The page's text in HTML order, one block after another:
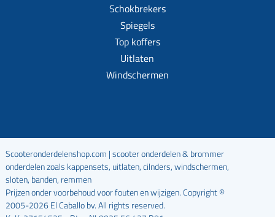
Schokbrekers
Spiegels
Top koffers
Uitlaten
Windschermen
Scooteronderdelenshop.com | scooter onderdelen & brommer
onderdelen zoals kappensets, uitlaten, cilnders, windschermen,
sloten, banden, remmen
Prijzen onder voorbehoud voor fouten en wijzigen. Copyright ©
2005-2026 El Caballo bv. All rights reserved.